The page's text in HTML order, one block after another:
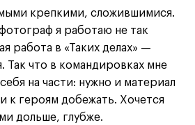
крепкими, сложившимися.
я работаю не так
работа в «Таких делах» —
Так что в командировках мне
на части: нужно и материал
к героям добежать. Хочется
дольше, глубже.